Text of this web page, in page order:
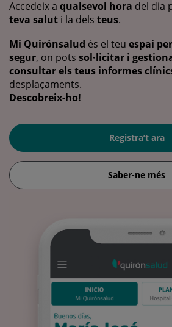
Accedeix a qualsevol hora del dia
teva salut i la dels teus.
Mi Quirónsalud és el teu espai
segur, on pots sol·licitar i
consultar els teus informes
desplaçaments.
Descobreix-ho!
Registra’t ara
Saber-ne més